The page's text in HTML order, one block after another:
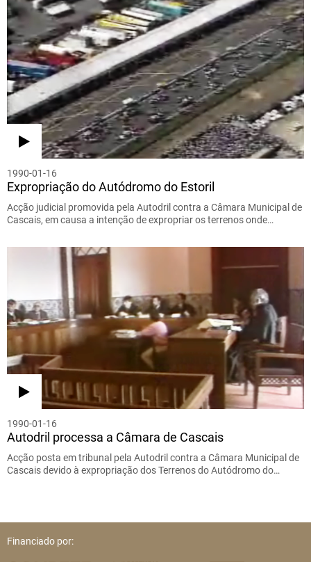
1990-01-16
Expropriação do Autódromo do Estoril
Acção judicial promovida pela Autodril contra a Câmara Municipal de
Cascais, em causa a intenção de expropriar os terrenos onde…
1990-01-16
Autodril processa a Câmara de Cascais
Acção posta em tribunal pela Autodril contra a Câmara Municipal de
Cascais devido à expropriação dos Terrenos do Autódromo do…
Financiado por: